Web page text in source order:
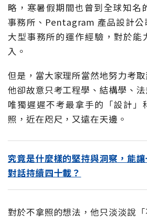
略，寒暑假期間也曾到全球知名
事務所、Pentagram 產品設計公
大型事務所的運作經驗，對於能
入。
但是，當大家理所當然地努力考取
他卻故意只考工程學、結構學、法
唯獨遲遲不考最拿手的「設計」
照，近在咫尺，又遠在天邊。
究竟是什麼樣的堅持與洞察，能
對話持續四十載？
對於不拿照的想法，他只淡淡說